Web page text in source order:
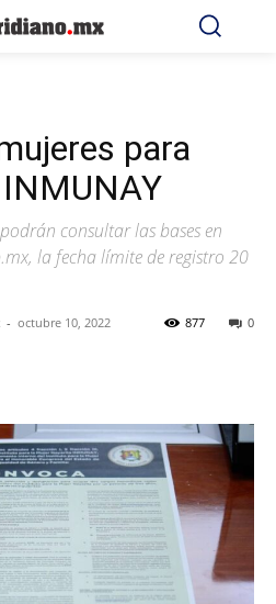
para
consultar las bases en
la fecha límite de registro 20
- octubre 10, 2022 0
877